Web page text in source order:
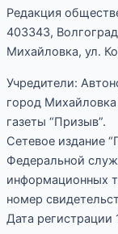
Редакция
403343,
Михайловка, ул.
Учредители:
город
газеты “Призыв”.
Сетевое издание
Федеральной
информационных
номер
Дата регистрации